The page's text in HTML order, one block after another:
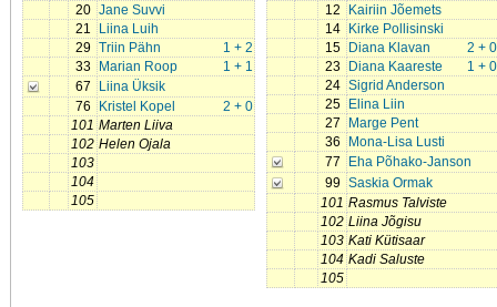
20 Jane Suvvi
21
Liina Luih
29
1 + 2
Triin Pähn
33
1 + 1
Marian Roop
67
Liina Üksik
76
2 + 0
Kristel Kopel
101 Marten Liiva
102 Helen Ojala
103
104
105
12
Kairiin Jõemets
14
Kirke Pollisinski
15
2 + 0
Diana Klavan
23
1 + 0
Diana Kaareste
24 Sigrid Anderson
25
Elina Liin
27
Marge Pent
36
Mona-Lisa Lusti
77
Eha Põhako-Janson
99 Saskia Ormak
101 Rasmus Talviste
102 Liina Jõgisu
103 Kati Kütisaar
104 Kadi Saluste
105